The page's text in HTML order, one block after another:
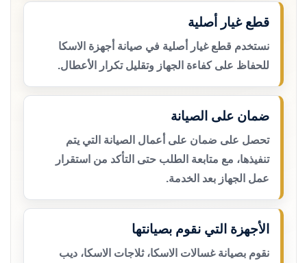
قطع غيار أصلية
نستخدم قطع غيار أصلية في صيانة أجهزة الاسكا
للحفاظ على كفاءة الجهاز وتقليل تكرار الأعطال.
ضمان على الصيانة
تحصل على ضمان على أعمال الصيانة التي يتم
تنفيذها، مع متابعة الطلب حتى التأكد من استقرار
عمل الجهاز بعد الخدمة.
الأجهزة التي نقوم بصيانتها
نقوم بصيانة غسالات الاسكا، ثلاجات الاسكا، ديب